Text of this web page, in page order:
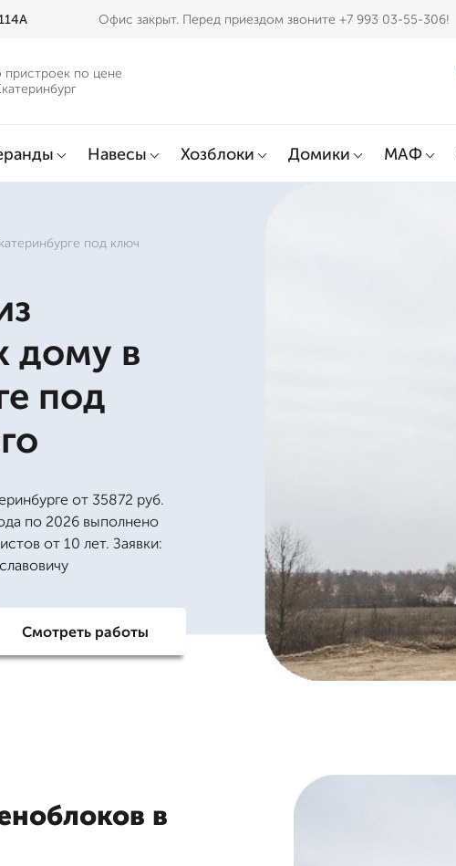
Офис закрыт. Перед приездом звоните +7 993 03-55-306!
пристроек по цене
Навесы Хозблоки Домики МАФ
под ключ
дому в
под
от 35872 руб.
по 2026 выполнено
от 10 лет. Заявки:
Смотреть работы
в